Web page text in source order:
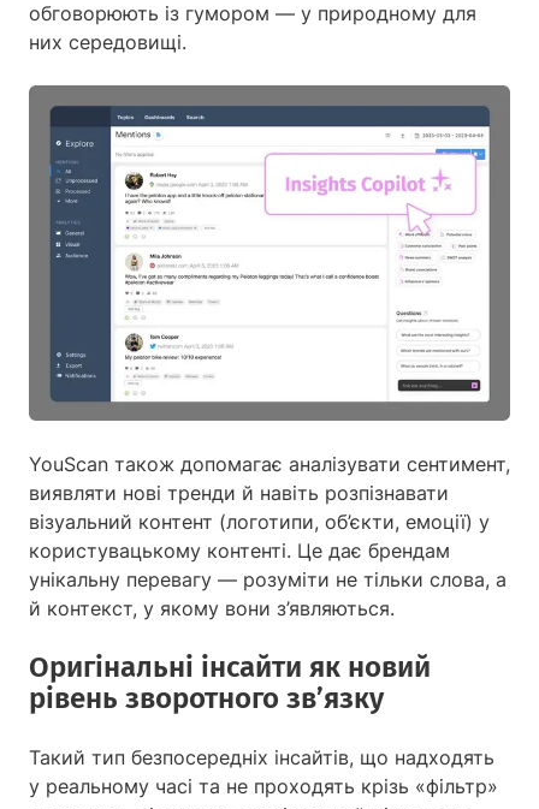
обговорюють із гумором — у природному для
них середовищі.
YouScan також допомагає аналізувати сентимент,
виявляти нові тренди й навіть розпізнавати
візуальний контент (логотипи, об’єкти, емоції) у
користувацькому контенті. Це дає брендам
унікальну перевагу — розуміти не тільки слова, а
й контекст, у якому вони з’являються.
Оригінальні інсайти як новий
рівень зворотного зв’язку
Такий тип безпосередніх інсайтів, що надходять
у реальному часі та не проходять крізь «фільтр»